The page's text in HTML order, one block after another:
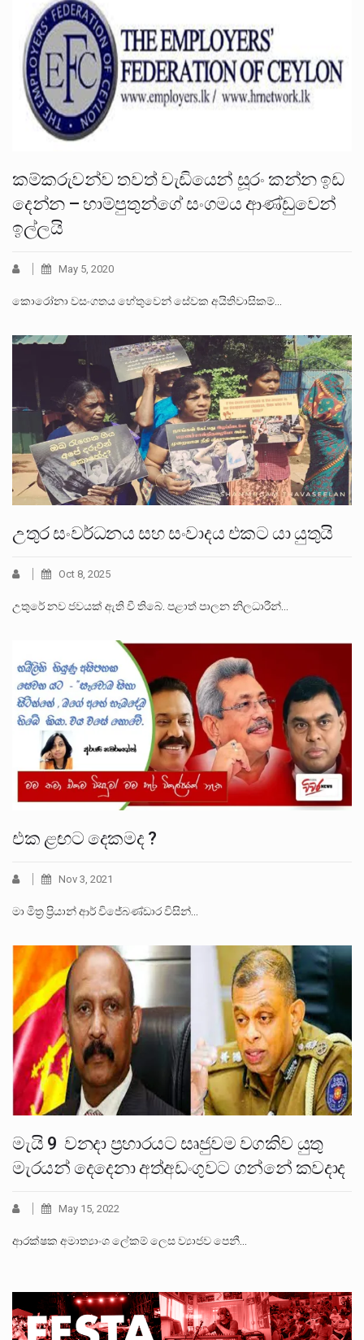
කම්කරුවන්ව තවත් වැඩියෙන් සූරං කන්න ඉඩ
දෙන්න – හාම්පුතුන්ගේ සංගමය ආණ්ඩුවෙන්
ඉල්ලයි
May 5, 2020
කොරෝනා වසංගතය හේතුවෙන් සේවක අයිතිවාසිකම්…
උතුර සංවර්ධනය සහ සංවාදය එකට යා යුතුයි
Oct 8, 2025
උතුරේ නව ජවයක් ඇති වී තිබේ. පළාත් පාලන නිලධාරීන්…
එක ළඟට දෙකමද ?
Nov 3, 2021
මා මිත්‍ර ප්‍රියාන් ආර් විජේබණ්ඩාර විසින්…
මැයි 9 වනදා ප්‍රහාරයට සෘජුවම වගකිව යුතු
මැරයන් දෙදෙනා අත්අඩංගුවට ගන්නේ කවදාද
May 15, 2022
ආරක්ෂක අමාත්‍යාංශ ලේකම් ලෙස ව්‍යාජව පෙනී…